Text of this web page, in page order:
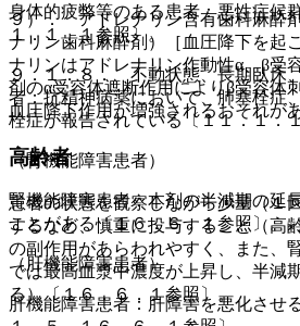
９）． アドレナリン含有歯科麻酔
ナリン歯科麻酔剤）［血圧降下を起
ナリンはアドレナリン作動性α、β受
剤のα受容体遮断作用によりβ受容体
血圧降下作用が増強されるおそれが
高齢者
患者の状態を観察しながら少量（１
するなど、慎重に投与すること（高
の副作用があらわれやすく、また、
では最高血漿中濃度が上昇し、半減
る）〔１６．６．１参照〕。
身体的疲弊等のある患者：悪性症候
１．１．１参照〕。
９．１．８． 不動状態、長期臥床
者：抗精神病薬において、肺塞栓症
栓症が報告されている〔１１．１．
（腎機能障害患者）
腎機能障害患者：本剤の半減期の延
ことがある〔１６．６．１参照〕。
（肝機能障害患者）
肝機能障害患者：肝障害を悪化させ